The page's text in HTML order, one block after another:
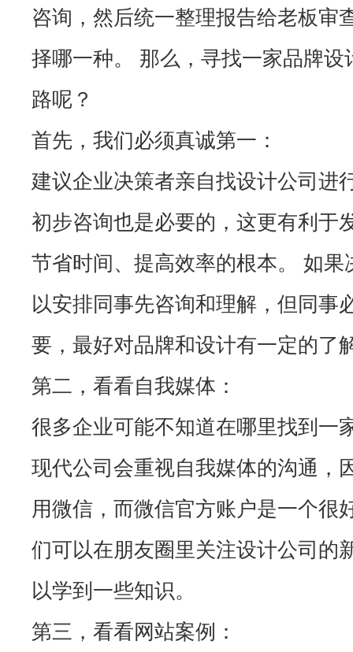
咨询，然后统一整理报告给老板审
择哪一种。 那么，寻找一家品牌
路呢？
首先，我们必须真诚第一：
建议企业决策者亲自找设计公司进
初步咨询也是必要的，这更有利于
节省时间、提高效率的根本。 如
以安排同事先咨询和理解，但同事
要，最好对品牌和设计有一定的了
第二，看看自我媒体：
很多企业可能不知道在哪里找到一
现代公司会重视自我媒体的沟通，
用微信，而微信官方账户是一个很
们可以在朋友圈里关注设计公司的
以学到一些知识。
第三，看看网站案例：